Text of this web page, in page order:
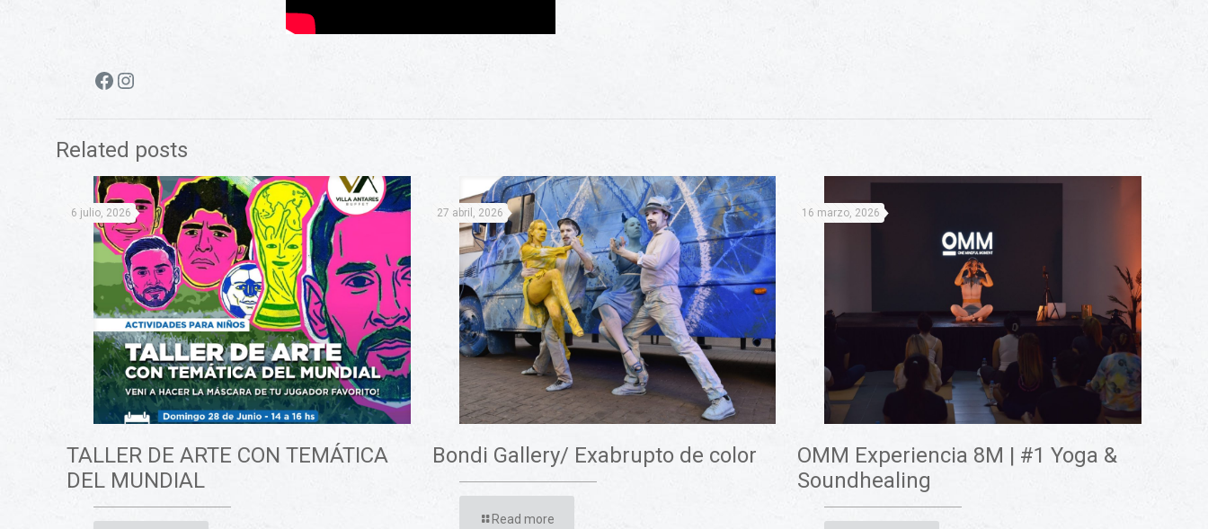
Facebook
Instagram
Related posts
6 julio, 2026
TALLER DE ARTE CON TEMÁTICA
DEL MUNDIAL
27 abril, 2026
Bondi Gallery/ Exabrupto de color
Read more
16 marzo, 2026
OMM Experiencia 8M | #1 Yoga &
Soundhealing